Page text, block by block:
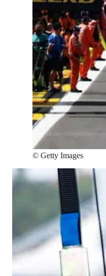
© Getty Images